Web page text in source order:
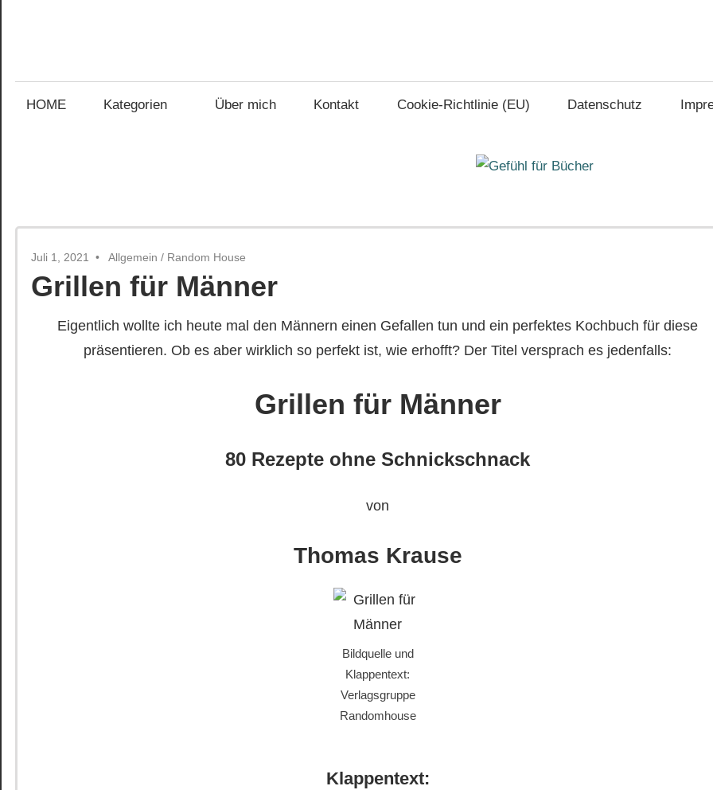
für
HOME Kategorien Über mich Kontakt Cookie-Richtlinie (EU) Datenschutz
Juli 1, 2021 Allgemein / Random House
Grillen für Männer
Eigentlich wollte ich heute mal den Männern einen Gefallen tun und ein perfektes Kochbuch für diese
präsentieren. Ob es aber wirklich so perfekt ist, wie erhofft? Der Titel versprach es jedenfalls:
Grillen für Männer
80 Rezepte ohne Schnickschnack
von
Thomas Krause
Bildquelle und
Klappentext:
Verlagsgruppe
Randomhouse
Klappentext: